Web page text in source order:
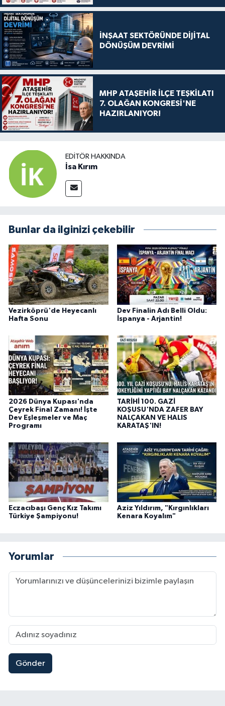
İNŞAAT SEKTÖRÜNDE DİJİTAL
DÖNÜŞÜM DEVRİMİ
MHP ATAŞEHİR İLÇE TEŞKİLATI
7. OLAĞAN KONGRESİ'NE
HAZIRLANIYOR!
EDITÖR HAKKINDA
İsa Kırım
Bunlar da ilginizi çekebilir
Vezirköprü'de Heyecanlı
Hafta Sonu
Dev Finalin Adı Belli Oldu:
İspanya - Arjantin!
2026 Dünya Kupası'nda
Çeyrek Final Zamanı! İşte
Dev Eşleşmeler ve Maç
Programı
TARİHİ 100. GAZİ
KOŞUSU'NDA ZAFER BAY
NALÇAKAN VE HALIS
KARATAŞ'IN!
Eczacıbaşı Genç Kız Takımı
Türkiye Şampiyonu!
Aziz Yıldırım, "Kırgınlıkları
Kenara Koyalım"
Yorumlar
Gönder